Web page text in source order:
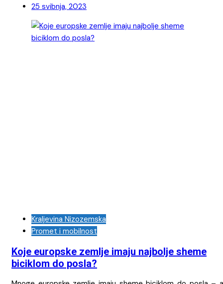
25 svibnja, 2023
Kraljevina Nizozemska
Promet i mobilnost
Koje europske zemlje imaju najbolje sheme
biciklom do posla?